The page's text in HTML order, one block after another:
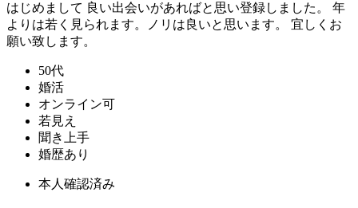
はじめまして 良い出会いがあればと思い登録しました。 年
よりは若く見られます。ノリは良いと思います。 宜しくお
願い致します。
50代
婚活
オンライン可
若見え
聞き上手
婚歴あり
本人確認済み